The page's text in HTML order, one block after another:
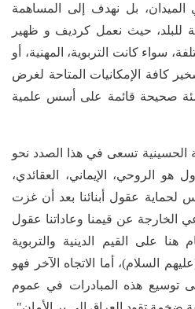
الميدان، بل نهدف إلى المساهمة
للبلد، حيث نعمل كرديف و ظهير
سواء كانت التربوية، المهنية، أو
كافة الإمكانيات المتاحة لغرض
صحيحة قائمة على أسس علمية
الحسينية تسعى في هذا الصدد نحو
هو الروحي، الإيماني، العقائدي،
لحماية عقول أبنائنا بعد أن غزت
الخارجة عن قيمنا وعاداتنا عقول
هنا على القيم الدينية والتربوية
السلام)، أما الاتجاه الآخر فهو
توسيع هذه المبادرات في عموم